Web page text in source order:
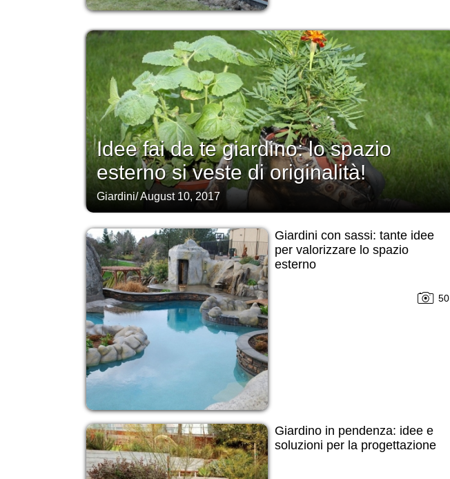
Idee fai da te giardino: lo spazio
esterno si veste di originalità!
Giardini/August 10, 2017
Giardini con sassi: tante idee
per valorizzare lo spazio
esterno
50
Giardino in pendenza: idee e
soluzioni per la progettazione